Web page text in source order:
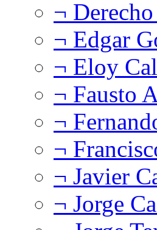
¬
¬ Edgar
¬ Eloy
¬ Fausto
¬
¬
¬ Javier
¬ Jorge